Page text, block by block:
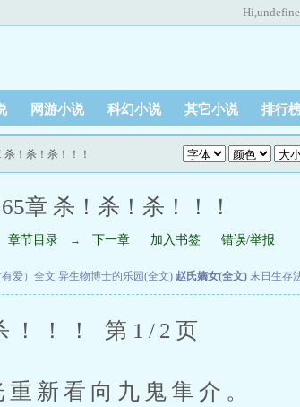
Hi,
网游小说 科幻小说 其它小说 排行
杀！杀！杀！！！
章 杀！杀！杀！！！
章节目录 → 下一章 加入书签 错误/举报
爱）全文 异生物博士的乐园(全文) 赵氏嫡女(全文) 末日生存
！！ 第1/2页
新看向九鬼隼介。